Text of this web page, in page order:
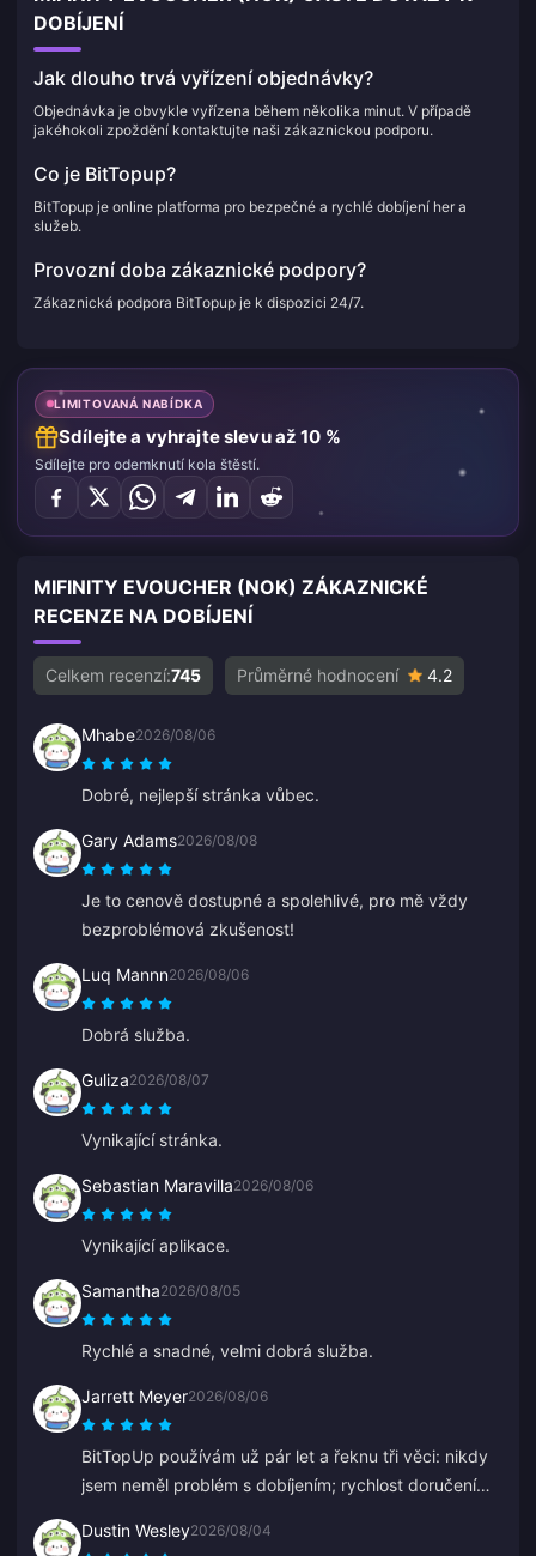
DOBÍJENÍ
Jak dlouho trvá vyřízení objednávky?
Objednávka je obvykle vyřízena během několika minut. V případě
jakéhokoli zpoždění kontaktujte naši zákaznickou podporu.
Co je BitTopup?
BitTopup je online platforma pro bezpečné a rychlé dobíjení her a
služeb.
Provozní doba zákaznické podpory?
Zákaznická podpora BitTopup je k dispozici 24/7.
LIMITOVANÁ NABÍDKA
Sdílejte a vyhrajte slevu až 10 %
Sdílejte pro odemknutí kola štěstí.
MIFINITY EVOUCHER (NOK) ZÁKAZNICKÉ
RECENZE NA DOBÍJENÍ
Celkem recenzí:745 Průměrné hodnocení 4.2
Mhabe2026/08/06
Dobré, nejlepší stránka vůbec.
Gary Adams2026/08/08
Je to cenově dostupné a spolehlivé, pro mě vždy
bezproblémová zkušenost!
Luq Mannn2026/08/06
Dobrá služba.
Guliza2026/08/07
Vynikající stránka.
Sebastian Maravilla2026/08/06
Vynikající aplikace.
Samantha2026/08/05
Rychlé a snadné, velmi dobrá služba.
Jarrett Meyer2026/08/06
BitTopUp používám už pár let a řeknu tři věci: nikdy
jsem neměl problém s dobíjením; rychlost doručení
to neuvěřitelně jednoduché, pár kliknutí a hotovo.
Dustin Wesley2026/08/04